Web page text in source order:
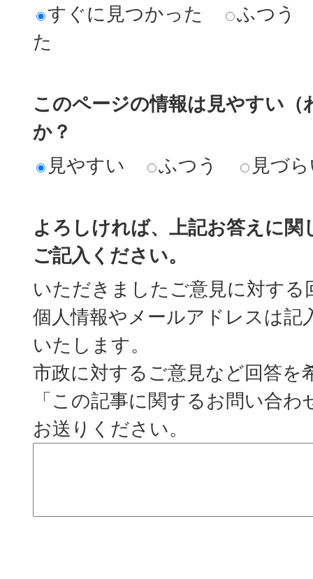
すぐに見つかった
ふつう
た
このページの情報は見やすい
か？
見やすい
ふつう 見づ
よろしければ、上記お答えに関
ご記入ください。
いただきましたご意見に対する
個人情報やメールアドレスは記
いたします。
市政に対するご意見など回答を
「この記事に関するお問い合
お送りください。